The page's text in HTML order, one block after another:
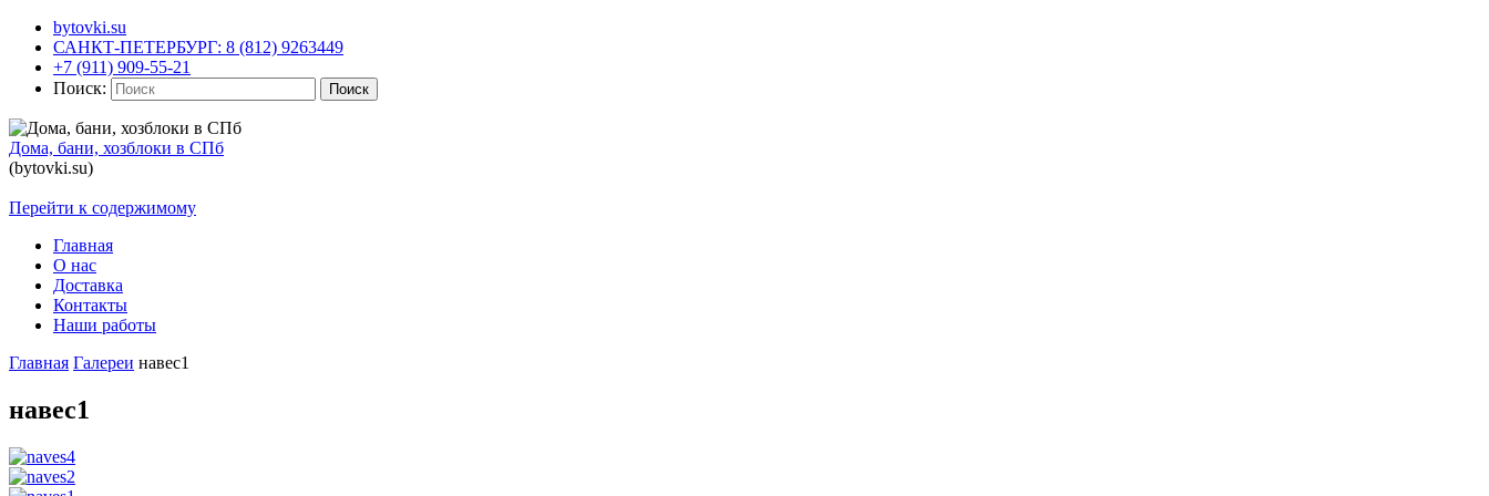
bytovki.su
САНКТ-ПЕТЕРБУРГ: 8 (812) 9263449
+7 (911) 909-55-21
Поиск:
Поиск
Дома, бани, хозблоки в СПб
(bytovki.su)
Перейти к содержимому
Главная
О нас
Доставка
Контакты
Наши работы
Главная Галереи навес1
навес1